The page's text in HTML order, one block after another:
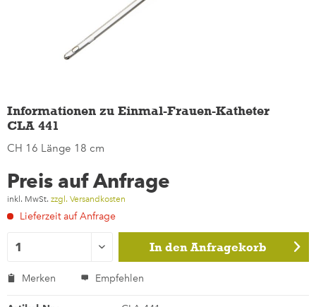
Informationen zu Einmal-Frauen-Katheter
CLA 441
CH 16 Länge 18 cm
Preis auf Anfrage
inkl. MwSt. zzgl. Versandkosten
Lieferzeit auf Anfrage
In den Anfragekorb
Merken Empfehlen